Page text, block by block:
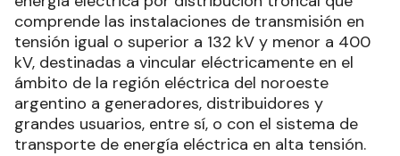
comprende las instalaciones de transmisión en
tensión igual o superior a 132 kV y menor a 400
kV, destinadas a vincular eléctricamente en el
ámbito de la región eléctrica del noroeste
argentino a generadores, distribuidores y
grandes usuarios, entre sí, o con el sistema de
transporte de energía eléctrica en alta tensión.